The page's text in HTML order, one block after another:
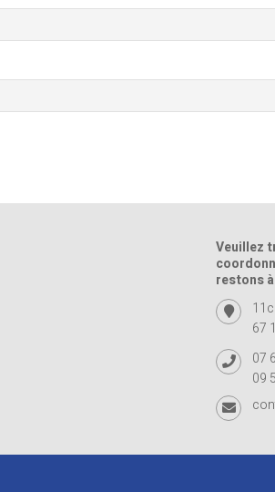
Veuillez
restons
67
07
09